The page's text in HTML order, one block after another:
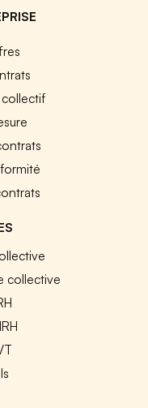
collective